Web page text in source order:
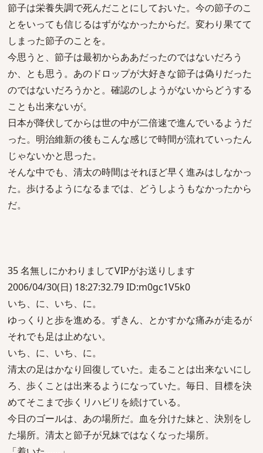
節子は栄養失調で死んだことにしておいた。今の節子のこ
とをいっても信じるはずがなかったからだ。変わり果てて
しまった節子のことを。
今思うと、節子は最初からああだったのではないだろう
か、とも思う。あのドロップが大好きな節子は偽りだった
のではないだろうかと。確認のしようがないからどうする
ことも出来ないが。
日本が降伏してからは世の中が二倍速で進んでいるようだ
った。明治維新の後もこんな感じで時間が流れていったん
じゃないかと思った。
そんな中でも、清太の時間はそれほど早く進みはしなかっ
た。歩けるようになるまでは、どうしようもなかったから
だ。
35 名無しにかわりましてVIPがお送りします
2006/04/30(日) 18:27:32.79 ID:m0gc1V5k0
いち、に、いち、に。
ゆっくりと歩を進める。ずきん、とかすかな痛みが走るが
それでも足は止めない。
いち、に、いち、に。
清太の足はかなり回復していた。走ることは出来ないにし
ろ、歩くことは出来るようになっていた。毎日、目標を決
めてそこまで歩くリハビリを続けている。
今日のゴールは、あの場所だ。血を分けた妹と、決別をし
た場所。清太と節子が兄妹ではなくなった場所。